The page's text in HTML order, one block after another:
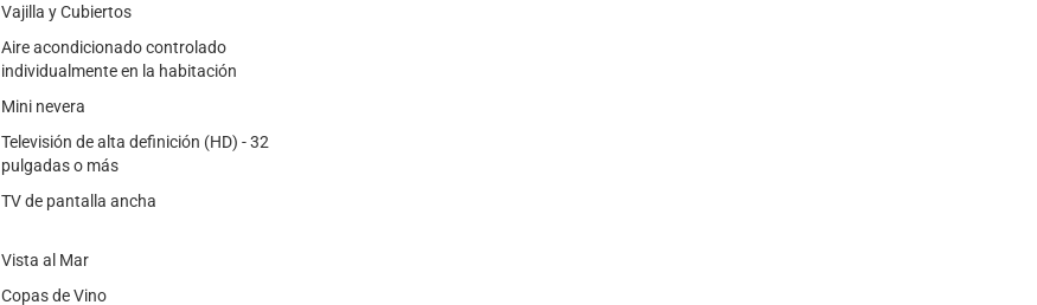
Vajilla y Cubiertos
Aire acondicionado controlado
individualmente en la habitación
Mini nevera
Televisión de alta definición (HD) - 32
pulgadas o más
TV de pantalla ancha
Vista al Mar
Copas de Vino